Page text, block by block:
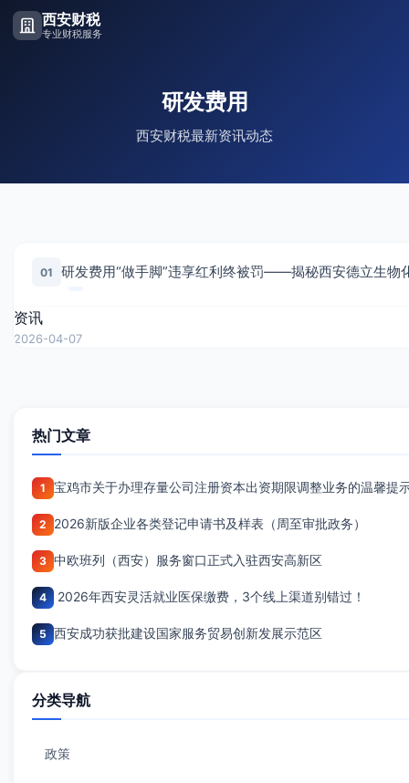
西安财税
专业财税服务
研发费用
西安财税最新资讯动态
01
资讯
2026-04-07
热门文章
1 宝鸡市关于办理存量公司注册资本出资期限调整业务的温馨提
2 2026新版企业各类登记申请书及样表（周至审批政务）
3 中欧班列（西安）服务窗口正式入驻西安高新区
4 2026年西安灵活就业医保缴费，3个线上渠道别错过！
5 西安成功获批建设国家服务贸易创新发展示范区
分类导航
政策